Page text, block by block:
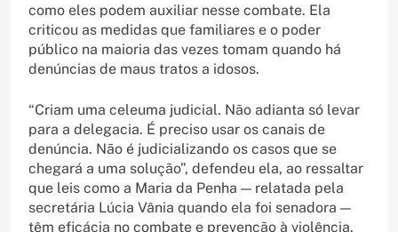
como eles podem auxiliar nesse combate. Ela
criticou as medidas que familiares e o poder
público na maioria das vezes tomam quando há
denúncias de maus tratos a idosos.
“Criam uma celeuma judicial. Não adianta só levar
para a delegacia. É preciso usar os canais de
denúncia. Não é judicializando os casos que se
chegará a uma solução”, defendeu ela, ao ressaltar
que leis como a Maria da Penha — relatada pela
secretária Lúcia Vânia quando ela foi senadora —
têm eficácia no combate e prevenção à violência.